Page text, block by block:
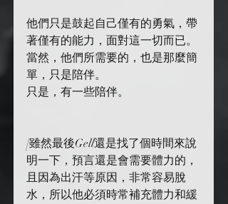
他們只是鼓起自己僅有的勇氣，帶
著僅有的能力，面對這一切而已。
當然，他們所需要的，也是那麼簡
單，只是陪伴。
只是，有一些陪伴。
[雖然最後Gell還是找了個時間來說
明一下，預言還是會需要體力的，
且因為出汗等原因，非常容易脫
水，所以他必須時常補充體力和緩